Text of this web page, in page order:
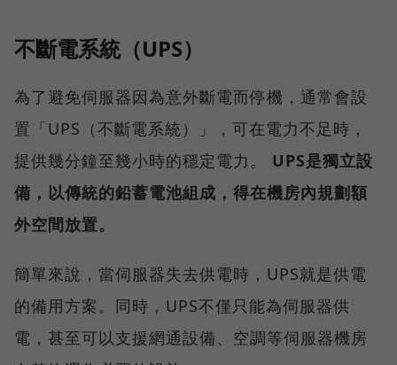
不斷電系統（UPS）
為了避免伺服器因為意外斷電而停機，通常會設
置「UPS（不斷電系統）」，可在電力不足時，
提供幾分鐘至幾小時的穩定電力。 UPS是獨立設
備，以傳統的鉛蓄電池組成，得在機房內規劃額
外空間放置。
簡單來說，當伺服器失去供電時，UPS就是供電
的備用方案。同時，UPS不僅只能為伺服器供
電，甚至可以支援網通設備、空調等伺服器機房